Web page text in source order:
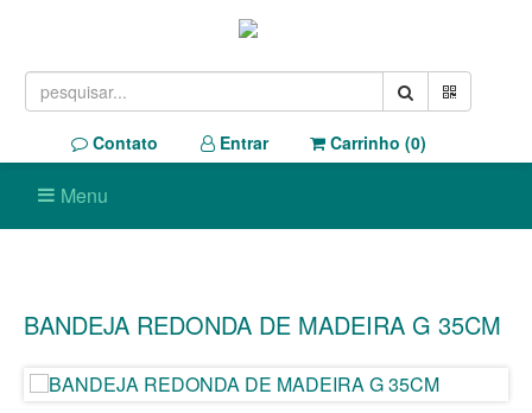
Contato Entrar Carrinho (0)
Menu
BANDEJA REDONDA DE MADEIRA G 35CM